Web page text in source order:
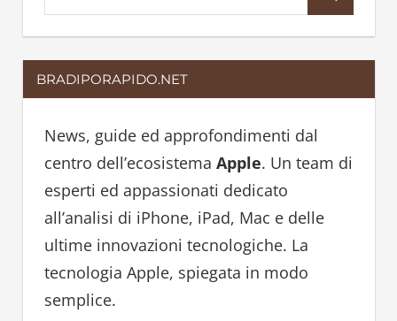
e
a
r
c
e
a
BRADIPORAPIDO.NET
News, guide ed approfondimenti dal
centro dell’ecosistema Apple. Un team di
esperti ed appassionati dedicato
all’analisi di iPhone, iPad, Mac e delle
ultime innovazioni tecnologiche. La
tecnologia Apple, spiegata in modo
semplice.